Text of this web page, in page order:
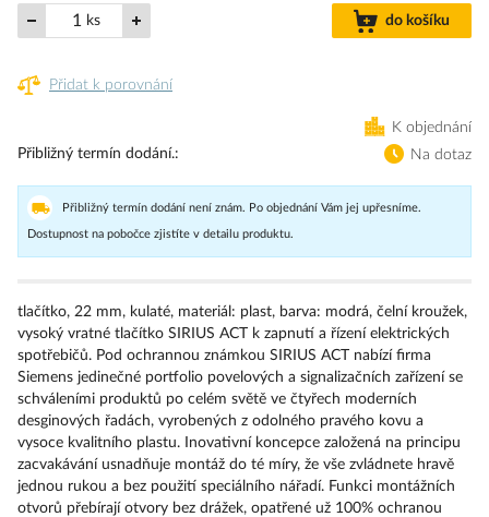
ks do košíku
Přidat k porovnání
K objednání
Přibližný termín dodání.
Na dotaz
Přibližný termín dodání není znám. Po objednání Vám jej upřesníme.
Dostupnost na pobočce zjistíte v detailu produktu.
tlačítko, 22 mm, kulaté, materiál: plast, barva: modrá, čelní kroužek,
vysoký vratné tlačítko SIRIUS ACT k zapnutí a řízení elektrických
spotřebičů. Pod ochrannou známkou SIRIUS ACT nabízí firma
Siemens jedinečné portfolio povelových a signalizačních zařízení se
schváleními produktů po celém světě ve čtyřech moderních
desginových řadách, vyrobených z odolného pravého kovu a
vysoce kvalitního plastu. Inovativní koncepce založená na principu
zacvakávání usnadňuje montáž do té míry, že vše zvládnete hravě
jednou rukou a bez použití speciálního nářadí. Funkci montážních
otvorů přebírají otvory bez drážek, opatřené už 100% ochranou